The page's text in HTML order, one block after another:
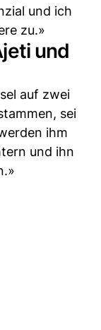
und ich
zu.»
und
auf zwei
sei
ihm
und ihn